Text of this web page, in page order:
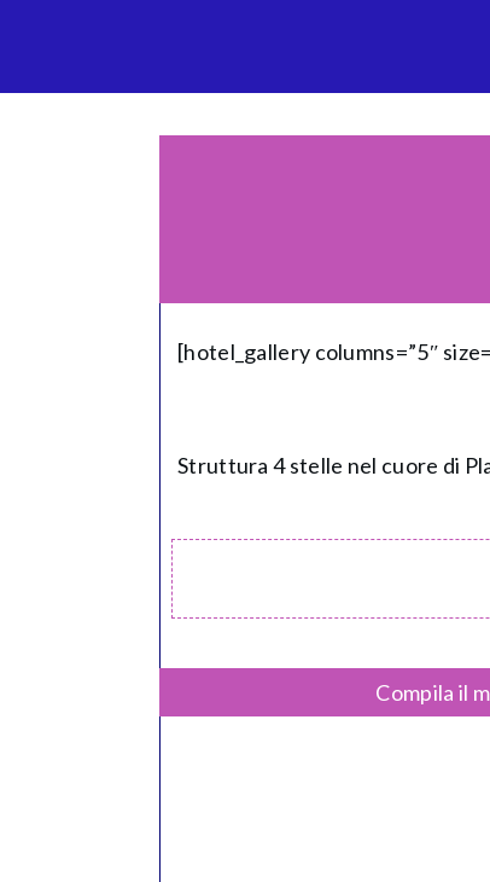
[hotel_gallery columns=”5″
Struttura 4 stelle nel cuore di
Compila il